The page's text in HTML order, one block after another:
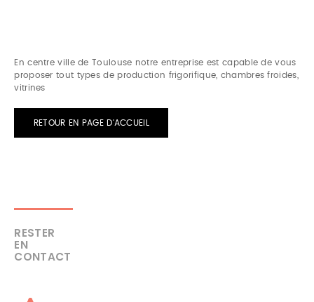
En centre ville de Toulouse notre entreprise est capable de vous
proposer tout types de production frigorifique, chambres froides,
vitrines
RETOUR EN PAGE D'ACCUEIL
RESTER
EN
CONTACT